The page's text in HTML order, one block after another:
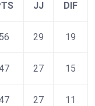
JJ DIF
56 29 19
27 15
27 11